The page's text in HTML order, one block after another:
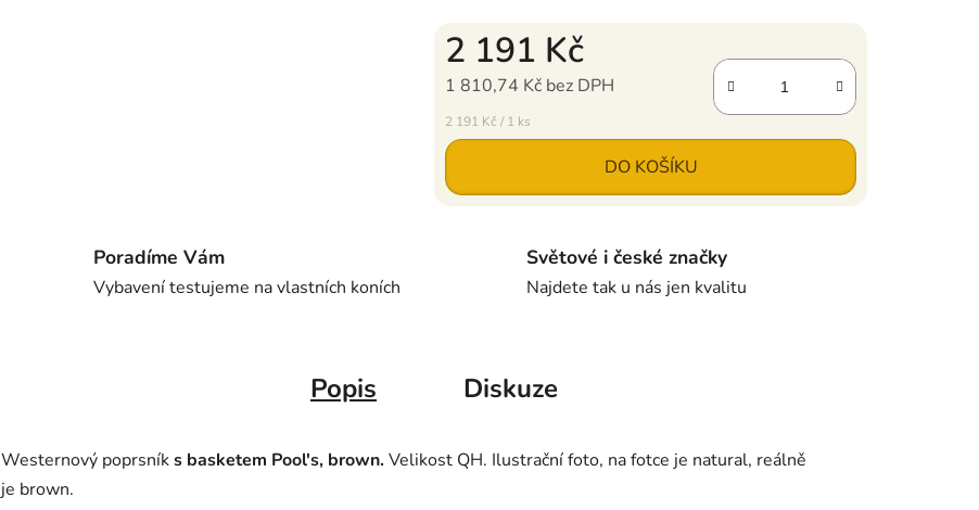
2 191 Kč
1 810,74 Kč bez DPH
Měrná cena:
2 191 Kč / 1 ks
DO KOŠÍKU
Poradíme Vám
Vybavení testujeme na vlastních koních
Světové i české značky
Najdete tak u nás jen kvalitu
Popis Diskuze
Westernový poprsníks basketem Pool's, brown. Velikost QH. Ilustrační foto, na fotce je natural, reálně
je brown.